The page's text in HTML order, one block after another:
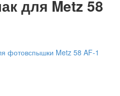
для Metz 58